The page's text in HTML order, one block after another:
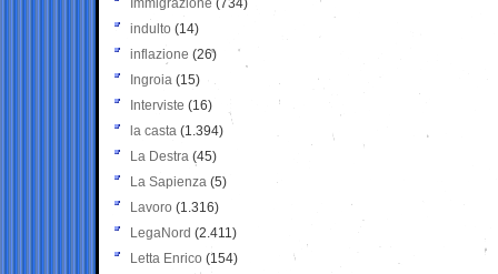
Immigrazione (734)
indulto (14)
inflazione (26)
Ingroia (15)
Interviste (16)
la casta (1.394)
La Destra (45)
La Sapienza (5)
Lavoro (1.316)
LegaNord (2.411)
Letta Enrico (154)